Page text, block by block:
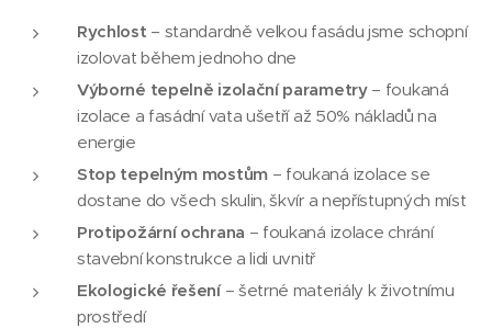
Rychlost – standardně velkou fasádu jsme schopní
izolovat během jednoho dne
Výborné tepelně izolační parametry– foukaná
izolace a fasádní vata ušetří až 50% nákladů na
energie
Stop tepelným mostům– foukaná izolace se
dostane do všech skulin, škvír a nepřístupných míst
Protipožární ochrana – foukaná izolace chrání
stavební konstrukce a lidi uvnitř
Ekologické řešení– šetrné materiály k životnímu
prostředí